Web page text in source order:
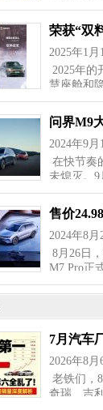
荣获“双
2025年1月
2025年的
慧座舱和
问界M9
2024年9月
在快节奏
未熄灭。
售价
2024年8月
8月26日
M7 Pro正
7月汽车
2026年8月
老铁们，
奇瑞、吉